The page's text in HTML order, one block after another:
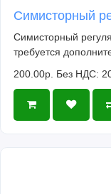
Симисторный
Симисторный
требуется
200.00р. Без НДС: